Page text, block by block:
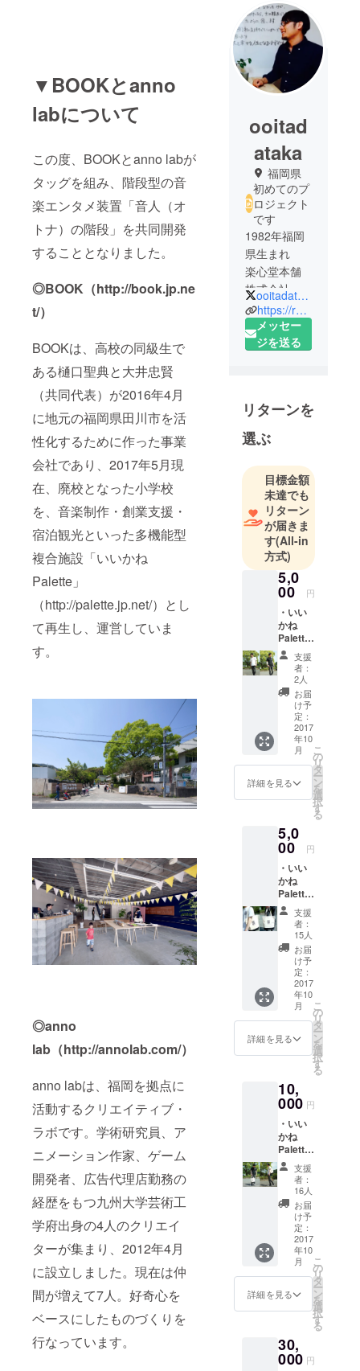
▼BOOKとanno
labについて
この度、BOOKとanno labが
タッグを組み、階段型の音
楽エンタメ装置「音人（オ
トナ）の階段」を共同開発
することとなりました。
◎BOOK（http://book.jp.ne
t/）
BOOKは、高校の同級生で
ある樋口聖典と大井忠賢
（共同代表）が2016年4月
に地元の福岡県田川市を活
性化するために作った事業
会社であり、2017年5月現
在、廃校となった小学校
を、音楽制作・創業支援・
宿泊観光といった多機能型
複合施設「いいかね
Palette」
（http://palette.jp.net/）とし
て再生し、運営していま
す。
◎anno
lab（http://annolab.com/）
anno labは、福岡を拠点に
活動するクリエイティブ・
ラボです。学術研究員、ア
ニメーション作家、ゲーム
開発者、広告代理店勤務の
経歴をもつ九州大学芸術工
学府出身の4人のクリエイ
ターが集まり、2012年4月
に設立しました。現在は仲
間が増えて7人。好奇心を
ベースにしたものづくりを
行なっています。
ooitad
ataka
福岡県
初めてのプ
ロジェクト
です
1982年福岡
県生まれ
楽心堂本舗
株式会社 代
表取締役社
長
九州大学 客
会 事務局長
補佐
ooitadataka
https://rakushindo.jp/
メッセー
ジを送る
リターンを
選ぶ
目標金額
未達でも
リターン
が届きま
す(All-in
方式)
5,0
00 円
・いい
かね
Palette
Tシャ
ツ
S/M/L
黒or白
支援
者：
2人
お届
け予
定：
2017
年10
月
詳細を見る
こ
の
リ
タ
ー
ン
を
選
択
す
る
5,0
00 円
・いい
かね
Palette
トート
バッグ
支援
者：
15人
お届
け予
定：
2017
年10
月
詳細を見る
こ
の
リ
タ
ー
ン
を
選
択
す
る
10,
000 円
・いい
かね
Palette
Tシャ
ツ
S/M/L
黒or白
1着 ・
いいか
Palette
トート
バッグ
支援
者：
16人
お届
け予
定：
2017
年10
月
詳細を見る
こ
の
リ
タ
ー
ン
を
選
択
す
る
30,
000 円